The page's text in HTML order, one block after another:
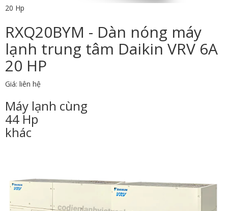
20 Hp
RXQ20BYM - Dàn nóng máy
lạnh trung tâm Daikin VRV 6A
20 HP
Giá: liên hệ
Máy lạnh cùng
44 Hp
khác